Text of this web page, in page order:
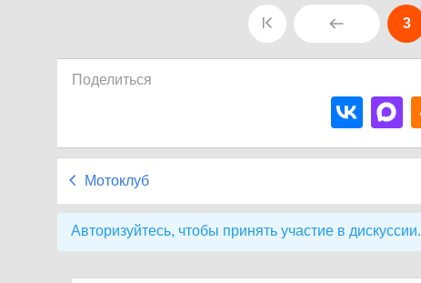
3
Поделиться
Мотоклуб
Авторизуйтесь, чтобы принять участие в дискуссии.